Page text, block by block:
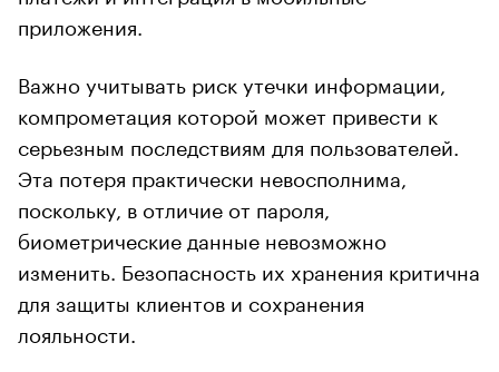
приложения.
Важно учитывать риск утечки информации,
компрометация которой может привести к
серьезным последствиям для пользователей.
Эта потеря практически невосполнима,
поскольку, в отличие от пароля,
биометрические данные невозможно
изменить. Безопасность их хранения критична
для защиты клиентов и сохранения
лояльности.